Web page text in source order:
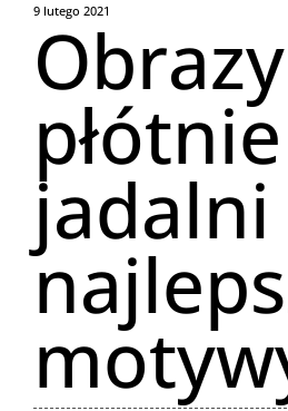
9 lutego 2021
jadalni